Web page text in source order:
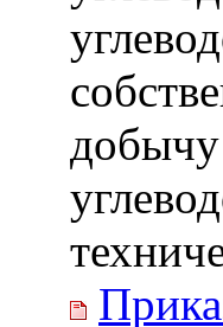
добычу